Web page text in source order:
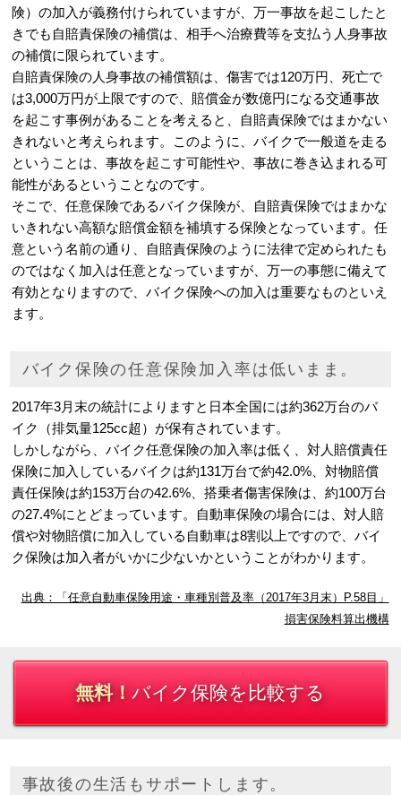
険）の加入が義務付けられていますが、万一事故を起こしたと
きでも自賠責保険の補償は、相手へ治療費等を支払う人身事故
の補償に限られています。
自賠責保険の人身事故の補償額は、傷害では120万円、死亡で
は3,000万円が上限ですので、賠償金が数億円になる交通事故
を起こす事例があることを考えると、自賠責保険ではまかない
きれないと考えられます。このように、バイクで一般道を走る
ということは、事故を起こす可能性や、事故に巻き込まれる可
能性があるということなのです。
そこで、任意保険であるバイク保険が、自賠責保険ではまかな
いきれない高額な賠償金額を補填する保険となっています。任
意という名前の通り、自賠責保険のように法律で定められたも
のではなく加入は任意となっていますが、万一の事態に備えて
有効となりますので、バイク保険への加入は重要なものといえ
ます。
バイク保険の任意保険加入率は低いまま。
2017年3月末の統計によりますと日本全国には約362万台のバ
イク（排気量125cc超）が保有されています。
しかしながら、バイク任意保険の加入率は低く、対人賠償責任
保険に加入しているバイクは約131万台で約42.0%、対物賠償
責任保険は約153万台の42.6%、搭乗者傷害保険は、約100万台
の27.4%にとどまっています。自動車保険の場合には、対人賠
償や対物賠償に加入している自動車は8割以上ですので、バイ
ク保険は加入者がいかに少ないかということがわかります。
出典：「任意自動車保険用途・車種別普及率（2017年3月末）P.58目」
損害保険料算出機構
無料！バイク保険を比較する
事故後の生活もサポートします。